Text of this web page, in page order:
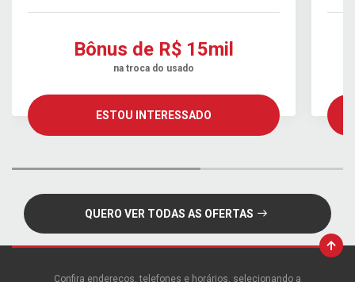
Bônus de R$ 15mil
na troca do usado
ESTOU INTERESSADO
QUERO VER TODAS AS OFERTAS
Confira endereços, telefones e horários, selecionando a